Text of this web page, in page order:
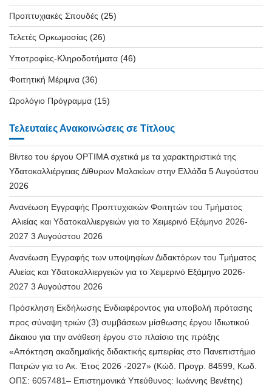
Προπτυχιακές Σπουδές (25)
Τελετές Ορκωμοσίας (26)
Υποτροφίες-Κληροδοτήματα (46)
Φοιτητική Μέριμνα (36)
Ωρολόγιο Πρόγραμμα (15)
Τελευταίες Ανακοινώσεις σε Τίτλους
Βίντεο του έργου OPTIMA σχετικά με τα χαρακτηριστικά της
Υδατοκαλλιέργειας Δίθυρων Μαλακίων στην Ελλάδα 5 Αυγούστου
2026
Ανανέωση Εγγραφής Προπτυχιακών Φοιτητών του Τμήματος
Αλιείας και Υδατοκαλλιεργειών για το Χειμερινό Εξάμηνο 2026-
2027 3 Αυγούστου 2026
Ανανέωση Εγγραφής των υποψηφίων Διδακτόρων του Τμήματος
Αλιείας και Υδατοκαλλιεργειών για το Χειμερινό Εξάμηνο 2026-
2027 3 Αυγούστου 2026
Πρόσκληση Εκδήλωσης Ενδιαφέροντος για υποβολή πρότασης
προς σύναψη τριών (3) συμβάσεων μίσθωσης έργου Ιδιωτικού
Δίκαιου για την ανάθεση έργου στο πλαίσιο της πράξης
«Απόκτηση ακαδημαϊκής διδακτικής εμπειρίας στο Πανεπιστήμιο
Πατρών για το Ακ. Έτος 2026 -2027» (Κώδ. Προγρ. 84599, Κωδ.
ΟΠΣ: 6057481– Επιστημονικά Υπεύθυνος: Ιωάννης Βενέτης)